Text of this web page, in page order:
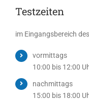
Testzeiten
im Eingangsbereich
vormittags
10:00 bis 12:00
nachmittags
15:00 bis 18:00